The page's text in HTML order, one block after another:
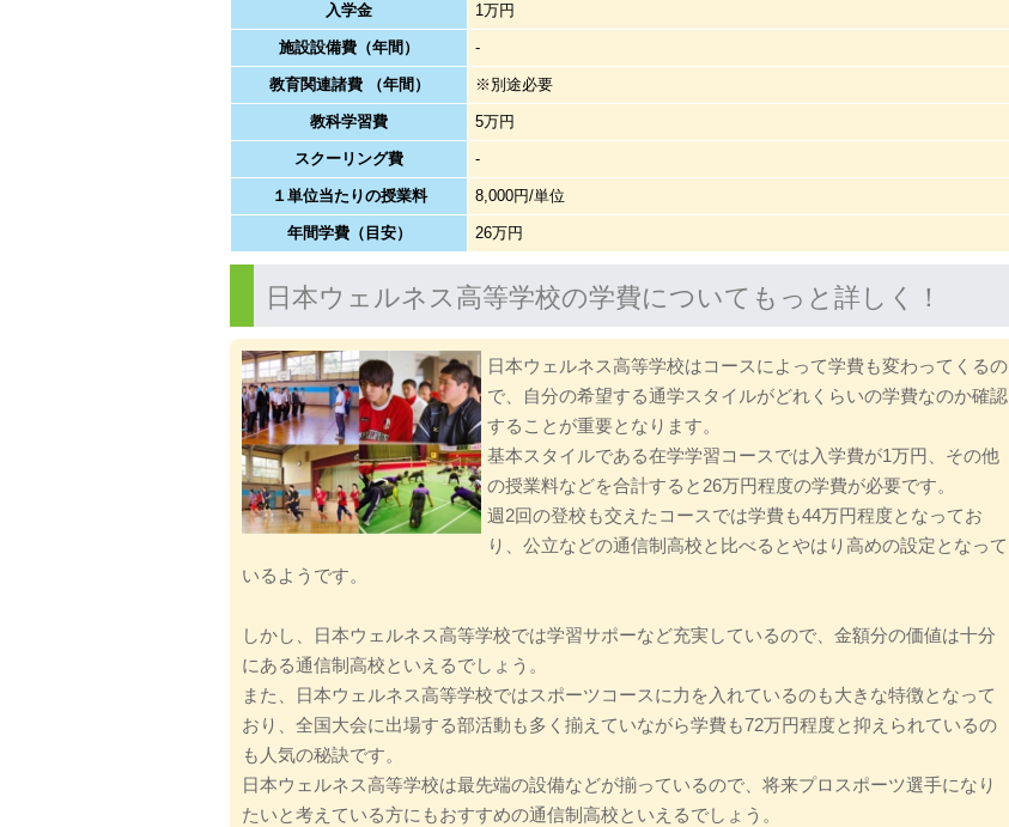
入学金 1万円
施設設備費（年間） -
教育関連諸費 （年間） ※別途必要
教科学習費 5万円
スクーリング費 -
１単位当たりの授業料 8,000円/単位
年間学費（目安） 26万円
日本ウェルネス高等学校の学費についてもっと詳しく！
日本ウェルネス高等学校はコースによって学費も変わってくるの
で、自分の希望する通学スタイルがどれくらいの学費なのか確認
することが重要となります。
基本スタイルである在学学習コースでは入学費が1万円、その他
の授業料などを合計すると26万円程度の学費が必要です。
週2回の登校も交えたコースでは学費も44万円程度となってお
り、公立などの通信制高校と比べるとやはり高めの設定となって
いるようです。
しかし、日本ウェルネス高等学校では学習サポーなど充実しているので、金額分の価値は十分
にある通信制高校といえるでしょう。
また、日本ウェルネス高等学校ではスポーツコースに力を入れているのも大きな特徴となって
おり、全国大会に出場する部活動も多く揃えていながら学費も72万円程度と抑えられているの
も人気の秘訣です。
日本ウェルネス高等学校は最先端の設備などが揃っているので、将来プロスポーツ選手になり
たいと考えている方にもおすすめの通信制高校といえるでしょう。